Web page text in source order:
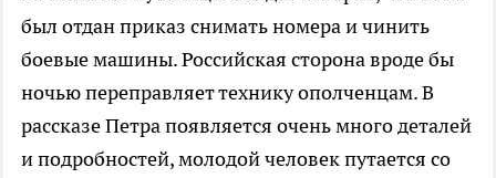
был отдан приказ снимать номера и чинить
боевые машины. Российская сторона вроде бы
ночью переправляет технику ополченцам. В
рассказе Петра появляется очень много деталей
и подробностей, молодой человек путается со